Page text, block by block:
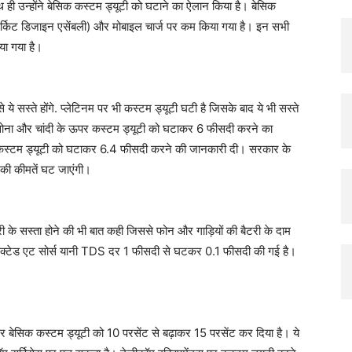
ही उन्होंने बेसिक कस्टम ड्यूटी को घटाने का ऐलान किया है। बेसिक
डिजाइन एसेंबली) और मोबाइल चार्ज पर कम किया गया है। इन सभी
गया है।
सस्ते होंगे. प्लेटिनम पर भी कस्टम ड्यूटी घटी है जिसके बाद ये भी सस्ते
सोना और चांदी के ऊपर कस्टम ड्यूटी को घटाकर 6 फीसदी करने का
ड्यूटी को घटाकर 6.4 फीसदी करने की जानकारी दी। सरकार के
कीमतें घट जाएंगी।
के सस्ता होने की भी बात कही जिससे फोन और गाड़ियों की बैटरी के दाम
एट सोर्स यानी TDS दर 1 फीसदी से घटकर 0.1 फीसदी की गई है।
कस्टम ड्यूटी को 10 परसेंट से बढ़ाकर 15 परसेंट कर दिया है। ये